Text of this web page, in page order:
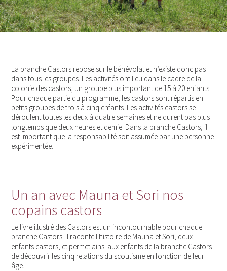
La branche Castors repose sur le bénévolat et n’existe donc pas
dans tous les groupes. Les activités ont lieu dans le cadre de la
colonie des castors, un groupe plus important de 15 à 20 enfants.
Pour chaque partie du programme, les castors sont répartis en
petits groupes de trois à cinq enfants. Les activités castors se
déroulent toutes les deux à quatre semaines et ne durent pas plus
longtemps que deux heures et demie. Dans la branche Castors, il
est important que la responsabilité soit assumée par une personne
expérimentée.
Un an avec Mauna et Sori nos
copains castors
Le livre illustré des Castors est un incontournable pour chaque
branche Castors. Il raconte l'histoire de Mauna et Sori, deux
enfants castors, et permet ainsi aux enfants de la branche Castors
de découvrir les cinq relations du scoutisme en fonction de leur
âge.